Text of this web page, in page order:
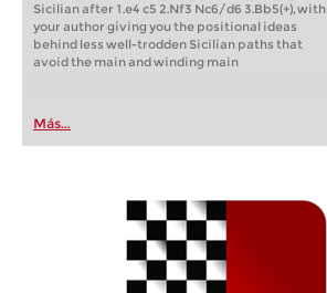
Sicilian after 1.e4 c5 2.Nf3 Nc6/d6 3.Bb5(+), with
your author giving you the positional ideas
behind less well-trodden Sicilian paths that
avoid the main and winding main
Más...